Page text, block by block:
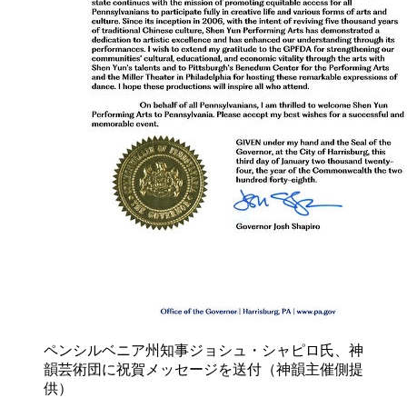
ペンシルベニア州知事ジョシュ・シャピロ氏、神
韻芸術団に祝賀メッセージを送付（神韻主催側提
供）